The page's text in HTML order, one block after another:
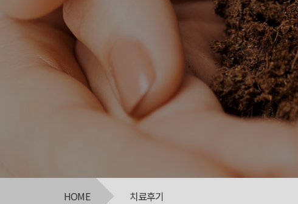
HOME 치료후기